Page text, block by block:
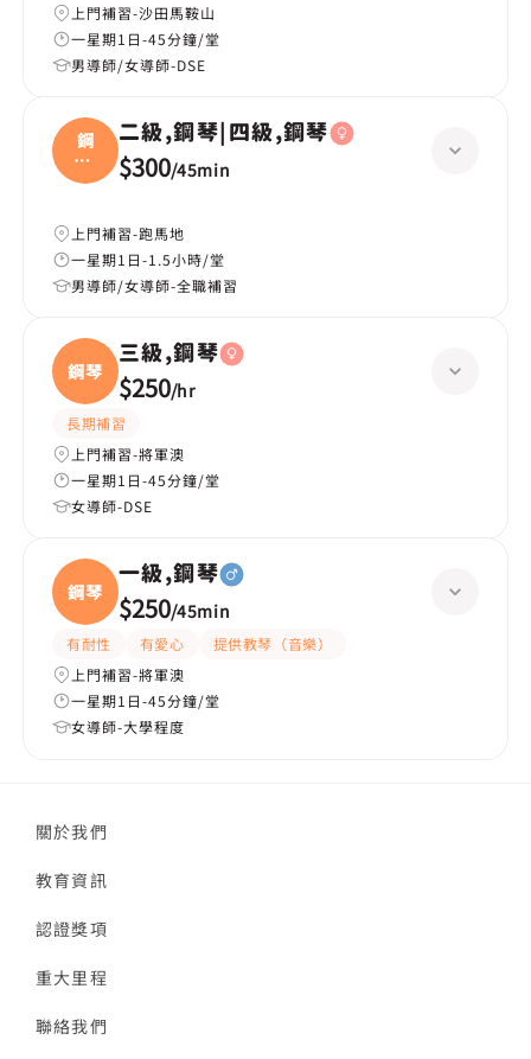
上門補習-沙田馬鞍山
一星期1日-45分鐘/堂
男導師/女導師-DSE
鋼
琴|
四級
二級,鋼琴|四級,鋼琴
$300/45min
上門補習-跑馬地
一星期1日-1.5小時/堂
男導師/女導師-全職補習
鋼琴
三級,鋼琴
$250/hr
長期補習
上門補習-將軍澳
一星期1日-45分鐘/堂
女導師-DSE
鋼琴
一級,鋼琴
$250/45min
有耐性 有愛心
提供教琴（音樂）
上門補習-將軍澳
一星期1日-45分鐘/堂
女導師-大學程度
關於我們
教育資訊
認證獎項
重大里程
聯絡我們